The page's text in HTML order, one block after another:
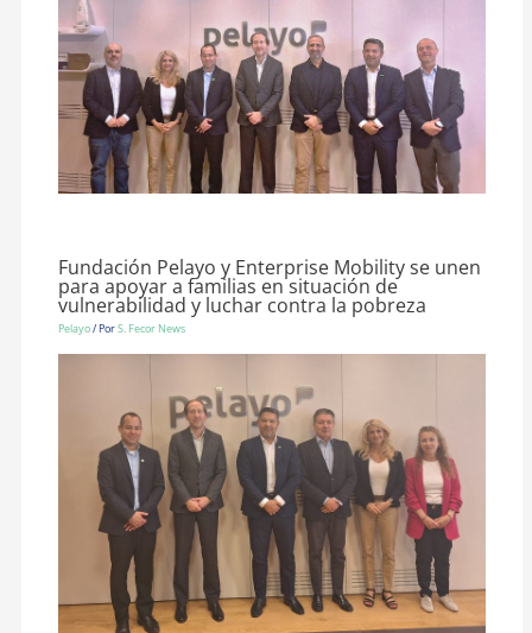
Fundación Pelayo y Enterprise Mobility se unen
para apoyar a familias en situación de
vulnerabilidad y luchar contra la pobreza
Pelayo/ PorS. Fecor News